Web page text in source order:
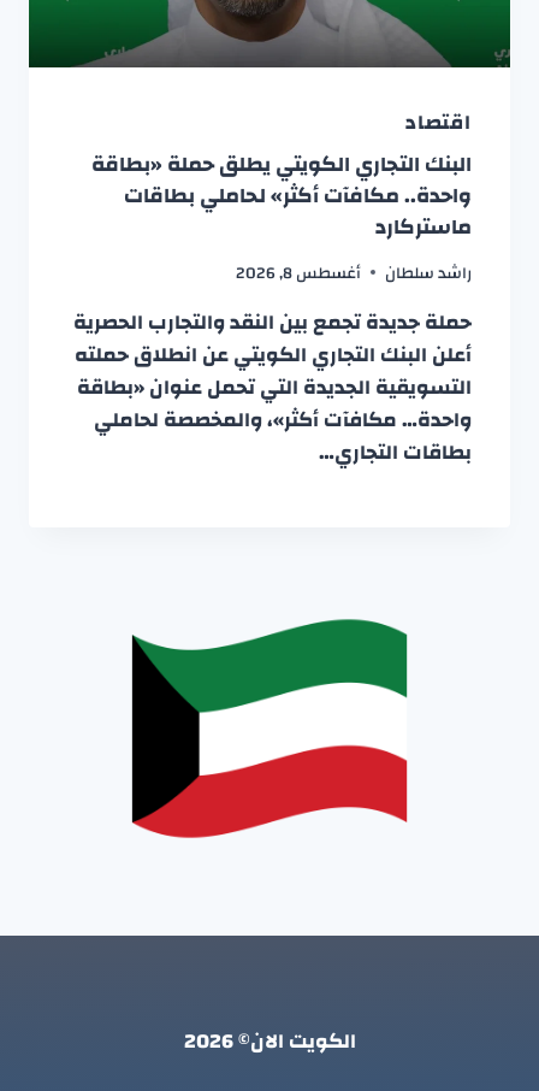
اقتصاد
البنك التجاري الكويتي يطلق حملة «بطاقة
واحدة.. مكافآت أكثر» لحاملي بطاقات
ماستركارد
راشد سلطان أغسطس 8, 2026
حملة جديدة تجمع بين النقد والتجارب الحصرية
أعلن البنك التجاري الكويتي عن انطلاق حملته
التسويقية الجديدة التي تحمل عنوان «بطاقة
واحدة… مكافآت أكثر»، والمخصصة لحاملي
بطاقات التجاري…
الكويت الان© 2026